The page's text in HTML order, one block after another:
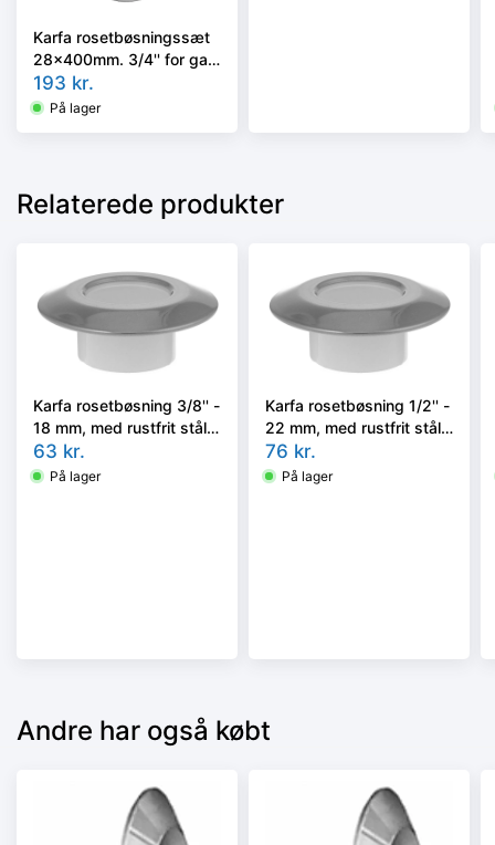
Karfa rosetbøsningssæt
28x400mm. 3/4'' for gas
med 2 pakninger
193 kr.
På lager
Relaterede produkter
Karfa rosetbøsning 3/8'' -
18 mm, med rustfrit stål
dækkappe
63 kr.
På lager
Karfa rosetbøsning 1/2'' -
22 mm, med rustfrit stål
dækkappe
76 kr.
På lager
Andre har også købt